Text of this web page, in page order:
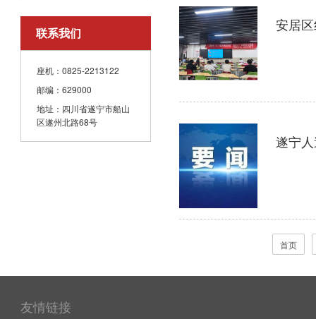
联系我们
座机：0825-2213122
邮编：629000
地址：四川省遂宁市船山
区遂州北路68号
遂宁
首页
友情链接